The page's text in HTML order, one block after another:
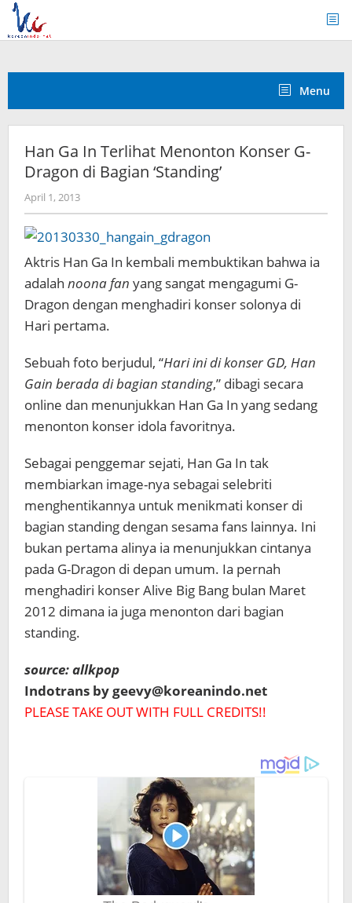
Skip
content
Menu
Han Ga In Terlihat Menonton Konser G-
Dragon di Bagian ‘Standing’
April 1, 2013by
Koreanindo
Aktris Han Ga In kembali membuktikan bahwa ia
adalah noona fan yang sangat mengagumi G-
Dragon dengan menghadiri konser solonya di
Hari pertama.
Sebuah foto berjudul, “Hari ini di konser GD, Han
Gain berada di bagian standing,” dibagi secara
online dan menunjukkan Han Ga In yang sedang
menonton konser idola favoritnya.
Sebagai penggemar sejati, Han Ga In tak
membiarkan image-nya sebagai selebriti
menghentikannya untuk menikmati konser di
bagian standing dengan sesama fans lainnya. Ini
bukan pertama alinya ia menunjukkan cintanya
pada G-Dragon di depan umum. Ia pernah
menghadiri konser Alive Big Bang bulan Maret
2012 dimana ia juga menonton dari bagian
standing.
source: allkpop
Indotrans by geevy@koreanindo.net
PLEASE TAKE OUT WITH FULL CREDITS!!